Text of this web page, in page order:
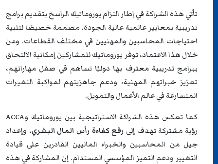
تأتي هذه الشراكة في إطار التزام يوروماتيك الراسخ بتقديم برامج
تدريبية بمعايير عالمية عالية الجودة، مصممة خصيصًا لتلبية
احتياجات المحاسبين والمهنيين في مختلف القطاعات. ومن
خلال هذا الاعتماد، توفر يوروماتيك للمشاركين إمكانية الالتحاق
ببرامج تدريبية معترف بها دوليًا تساهم في صقل مهاراتهم،
تعزيز خبراتهم المهنية، ودعم جاهزيتهم لمواكبة التغيرات
المتسارعة في عالم الأعمال والتمويل.
كما تعكس هذه الشراكة الاستراتيجية بين يوروماتيك وACCA
رؤية مشتركة تهدف إلىرفع كفاءة رأس المال البشري، وإعداد
جيل من المحاسبين والخبراء الماليين القادرين على قيادة
التغيير ودعم التميز المؤسسي المستدام. إن المشاركة في هذه